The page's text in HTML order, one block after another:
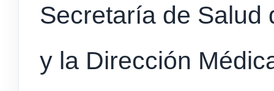
Secretaría de Salud
y la Dirección